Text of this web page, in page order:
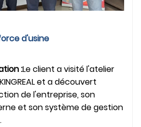
d'usine
:Le client a visité l'atelier
et a découvert
de l'entreprise, son
et son système de gestion